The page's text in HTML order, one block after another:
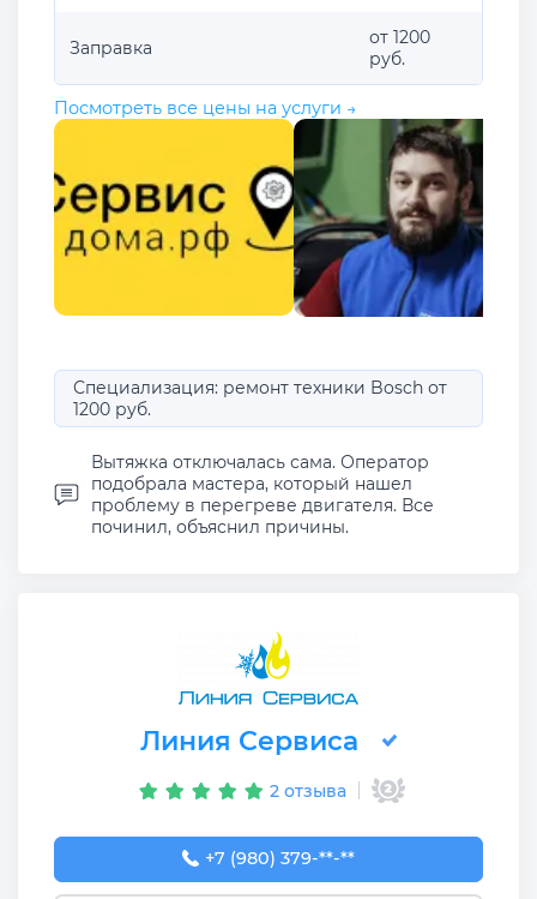
Заправка
от 1200
руб.
Посмотреть все цены на услуги →
Специализация: ремонт техники Bosch от
1200 руб.
Вытяжка отключалась сама. Оператор
подобрала мастера, который нашел
проблему в перегреве двигателя. Все
починил, объяснил причины.
Линия Сервиса
2 отзыва
+7 (980) 379-53-54
+7 (980) 379-**-**